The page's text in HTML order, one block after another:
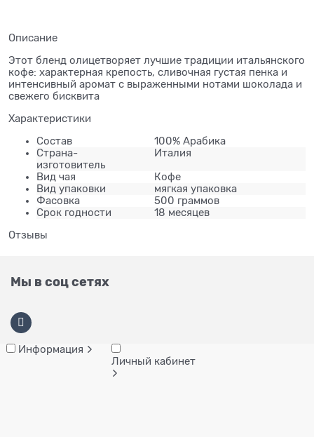
Описание
Этот бленд олицетворяет лучшие традиции итальянского
кофе: характерная крепость, сливочная густая пенка и
интенсивный аромат с выраженными нотами шоколада и
свежего бисквита
Характеристики
Состав
100% Арабика
Страна-
изготовитель
Италия
Вид чая
Кофе
Вид упаковки
мягкая упаковка
Фасовка
500 граммов
Срок годности
18 месяцев
Отзывы
Мы в соц сетях
Информация
Личный кабинет